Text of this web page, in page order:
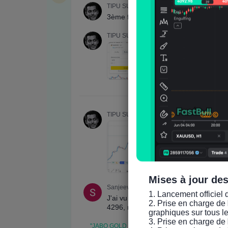
Mises à jour
1. Lancement officiel
2. Prise en charge
graphiques sur tous
3. Prise en charge de